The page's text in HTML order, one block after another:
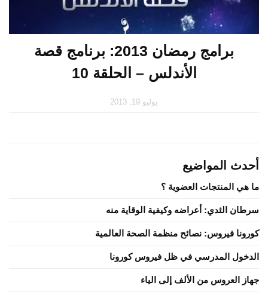
برامج رمضان 2013: برنامج قصة
الأندلس – الحلقة 10
يوليو 19, 2013
أحدث المواضيع
ما هي المنتجات العضوية ؟
سرطان الثدي: أعراضه وكيفية الوقاية منه
كورونا فيروس: نصائح منظمة الصحة العالمية
الدخول المدرسي في ظل فيروس كورونا
جهاز العروس من الألف إلى الياء